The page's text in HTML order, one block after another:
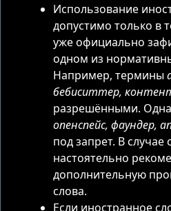
Использование
допустимо только в
уже официально
одном из
Например, термины
бебиситтер,
разрешёнными.
опенспейс, фаундер,
под запрет. В случае
настоятельно
дополнительную
слова.
Если иностранное